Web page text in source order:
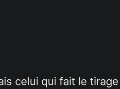
celui qui fait le